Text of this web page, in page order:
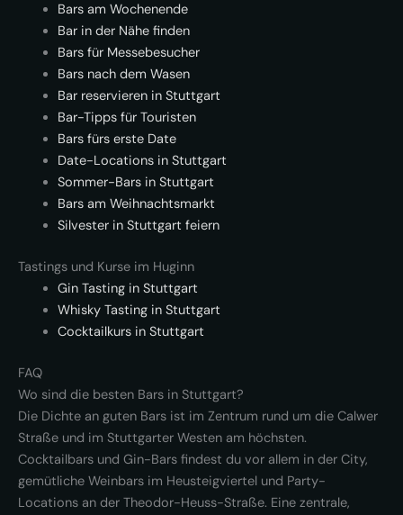
Bars am Wochenende
Bar in der Nähe finden
Bars für Messebesucher
Bars nach dem Wasen
Bar reservieren in Stuttgart
Bar-Tipps für Touristen
Bars fürs erste Date
Date-Locations in Stuttgart
Sommer-Bars in Stuttgart
Bars am Weihnachtsmarkt
Silvester in Stuttgart feiern
Tastings und Kurse im Huginn
Gin Tasting in Stuttgart
Whisky Tasting in Stuttgart
Cocktailkurs in Stuttgart
FAQ
Wo sind die besten Bars in Stuttgart?
Die Dichte an guten Bars ist im Zentrum rund um die Calwer
Straße und im Stuttgarter Westen am höchsten.
Cocktailbars und Gin-Bars findest du vor allem in der City,
gemütliche Weinbars im Heusteigviertel und Party-
Locations an der Theodor-Heuss-Straße. Eine zentrale,